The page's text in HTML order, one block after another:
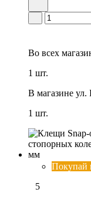
Во всех
1 шт.
В магазине ул.
1 шт.
Покупай
5